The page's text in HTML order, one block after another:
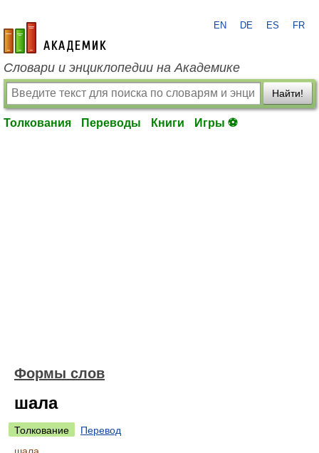
academic.ru
EN DE ES FR
Словари и энциклопедии на Академике
Найти!
Толкования Переводы Книги Игры ⚽
Формы слов
шала
Толкование
Перевод